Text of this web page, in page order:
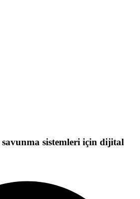
sistemleri için dijital